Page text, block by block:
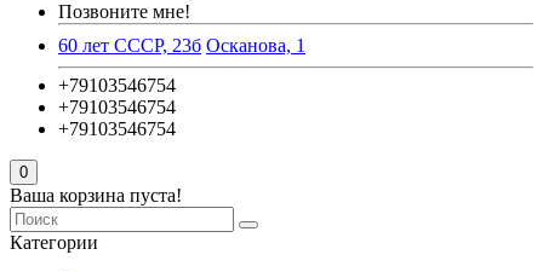
Позвоните мне!
60 лет СССР, 23б Осканова, 1
+79103546754
+79103546754
+79103546754
0
Ваша корзина пуста!
Категории